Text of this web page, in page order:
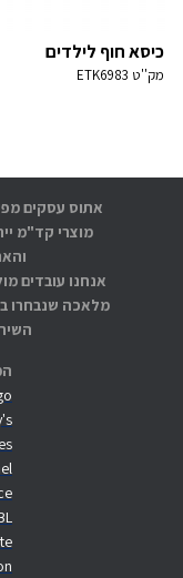
כיסא חוף לילדים
מק''ט ETK6983
מוצרי קד"מ
אנחנו עובדים
מלאכה שנבחרו